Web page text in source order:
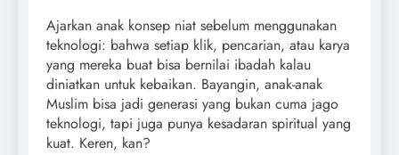
Ajarkan anak konsep niat sebelum menggunakan
teknologi: bahwa setiap klik, pencarian, atau karya
yang mereka buat bisa bernilai ibadah kalau
diniatkan untuk kebaikan. Bayangin, anak-anak
Muslim bisa jadi generasi yang bukan cuma jago
teknologi, tapi juga punya kesadaran spiritual yang
kuat. Keren, kan?